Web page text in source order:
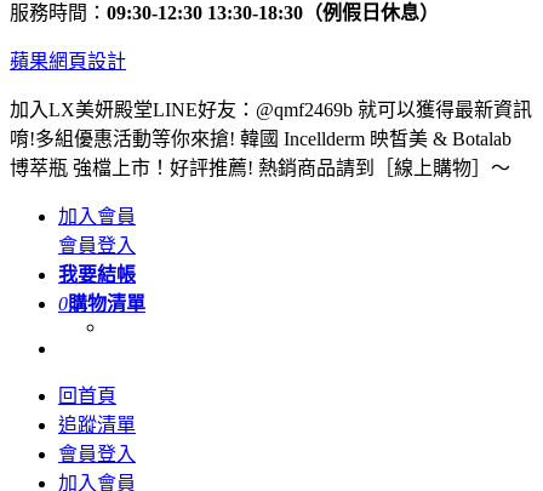
服務時間： 09:30-12:30 13:30-18:30（例假日休息）
蘋果網頁設計
加入LX美妍殿堂LINE好友：@qmf2469b 就可以獲得最新資訊
唷!多組優惠活動等你來搶! 韓國 Incellderm 映皙美 & Botalab
博萃瓶 強檔上市！好評推薦! 熱銷商品請到［線上購物］～
加入會員
會員登入
我要結帳
0購物清單
回首頁
追蹤清單
會員登入
加入會員